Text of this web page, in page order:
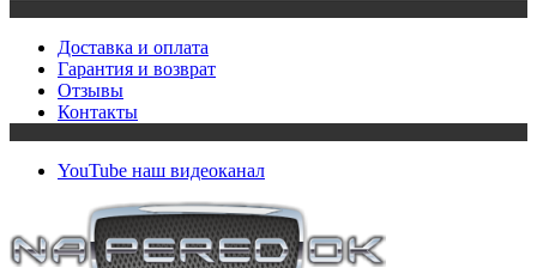
Доставка и оплата
Гарантия и возврат
Отзывы
Контакты
YouTube наш видеоканал